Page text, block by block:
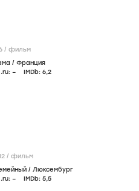
/ фильм
/ Франция
– IMDb: 6,2
/ фильм
/ Люксембург
– IMDb: 5,5